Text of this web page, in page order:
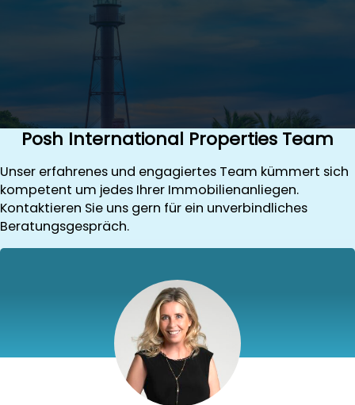
Posh International Properties Team
Unser erfahrenes und engagiertes Team kümmert sich
kompetent um jedes Ihrer Immobilienanliegen.
Kontaktieren Sie uns gern für ein unverbindliches
Beratungsgespräch.